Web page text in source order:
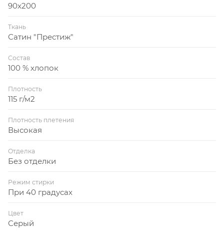
90x200
Ткань
Сатин "Престиж"
Состав
100 % хлопок
Плотность
115 г/м2
Плотность плетения
Высокая
Отделка
Без отделки
Режим стирки
При 40 градусах
Цвет
Серый